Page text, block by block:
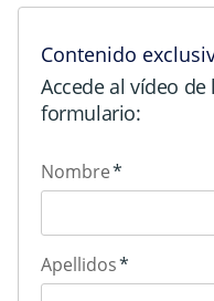
Contenido
Accede al vídeo
formulario:
Nombre*
Apellidos*